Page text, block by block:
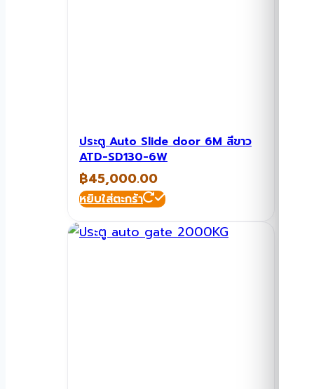
ประตู Auto Slide door 6M สีขาว
ATD-SD130-6W
฿45,000.00
หยิบใส่ตะกร้า